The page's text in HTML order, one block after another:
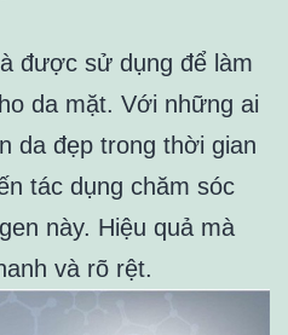
được sử dụng để làm
da mặt. Với những ai
da đẹp trong thời gian
tác dụng chăm sóc
này. Hiệu quả mà
và rõ rệt.